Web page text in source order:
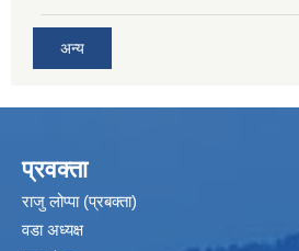
अन्य
प्रवक्ता
राजु लोप्पा (प्रबक्ता)
वडा अध्यक्ष